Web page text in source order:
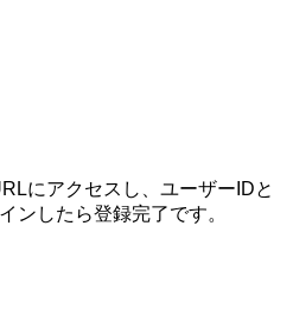
にアクセスし、ユーザーIDと
ンしたら登録完了です。